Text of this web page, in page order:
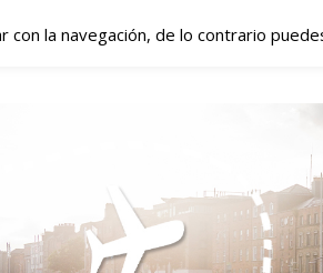
Irlanda –
la navegación, de lo contrario